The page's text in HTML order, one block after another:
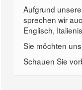
Aufgrund
sprechen wir
Englisch,
Sie möchten
Schauen Sie